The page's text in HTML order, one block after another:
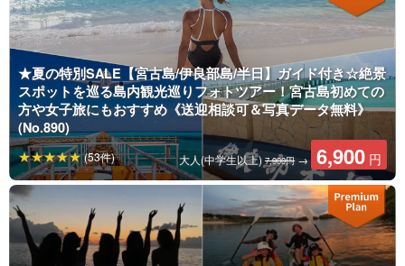
★夏の特別SALE【宮古島/伊良部島/半日】ガイド付き☆絶景
スポットを巡る島内観光巡りフォトツアー！宮古島初めての
方や女子旅にもおすすめ《送迎相談可＆写真データ無料》
(No.890)
大人(中学生以上) 7,900円→ 6,900 円
(53件)